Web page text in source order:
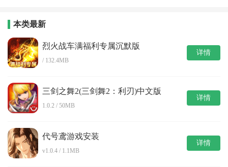
本类最新
烈火战车满福利专属沉默版
/ 132.4MB
详情
三剑之舞2(三剑舞2：利刃)中文版
1.0.2 / 50MB
详情
代号鸢游戏安装
v1.0.4 / 1.1MB
详情